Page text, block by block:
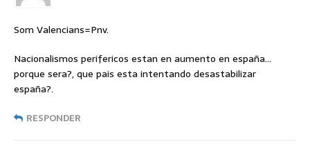
Som Valencians=Pnv.
Nacionalismos perifericos estan en aumento en españa…
porque sera?, que pais esta intentando desastabilizar
españa?.
RESPONDER